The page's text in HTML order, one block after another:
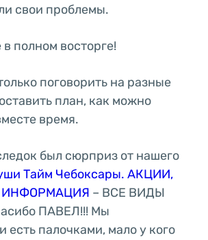
свои проблемы.
полном восторге!
поговорить на разные
план, как можно
время.
был сюрприз от нашего
Тайм Чебоксары. АКЦИИ,
ИНФОРМАЦИЯ – ВСЕ ВИДЫ
ПАВЕЛ!!! Мы
есть палочками, мало у кого